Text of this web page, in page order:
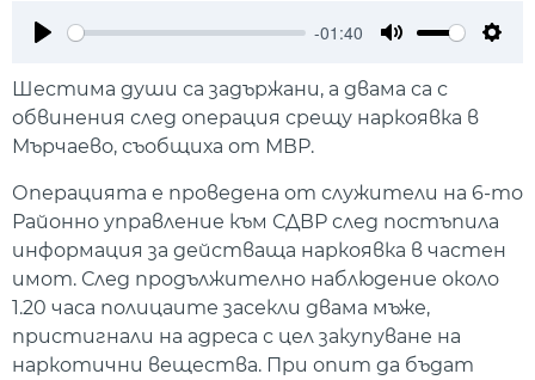
-01:40
Шестима души са задържани, а двама са с
обвинения след операция срещу наркоявка в
Мърчаево, съобщиха от МВР.
Операцията е проведена от служители на 6-то
Районно управление към СДВР след постъпила
информация за действаща наркоявка в частен
имот. След продължително наблюдение около
1.20 часа полицаите засекли двама мъже,
пристигнали на адреса с цел закупуване на
наркотични вещества. При опит да бъдат